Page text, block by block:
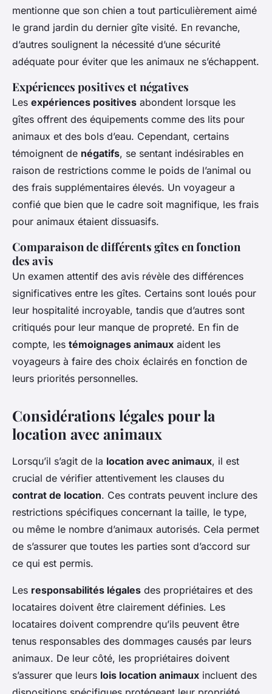
mentionne que son chien a tout particulièrement aimé
le grand jardin du dernier gîte visité. En revanche,
d’autres soulignent la nécessité d’une sécurité
adéquate pour éviter que les animaux ne s’échappent.
Expériences positives et négatives
Les expériences positives abondent lorsque les
gîtes offrent des équipements comme des lits pour
animaux et des bols d’eau. Cependant, certains
témoignent de négatifs, se sentant indésirables en
raison de restrictions comme le poids de l’animal ou
des frais supplémentaires élevés. Un voyageur a
confié que bien que le cadre soit magnifique, les frais
pour animaux étaient dissuasifs.
Comparaison de différents gîtes en fonction
des avis
Un examen attentif des avis révèle des différences
significatives entre les gîtes. Certains sont loués pour
leur hospitalité incroyable, tandis que d’autres sont
critiqués pour leur manque de propreté. En fin de
compte, les témoignages animaux aident les
voyageurs à faire des choix éclairés en fonction de
leurs priorités personnelles.
Considérations légales pour la
location avec animaux
Lorsqu’il s’agit de la location avec animaux, il est
crucial de vérifier attentivement les clauses du
contrat de location. Ces contrats peuvent inclure des
restrictions spécifiques concernant la taille, le type,
ou même le nombre d’animaux autorisés. Cela permet
de s’assurer que toutes les parties sont d’accord sur
ce qui est permis.
Les responsabilités légales des propriétaires et des
locataires doivent être clairement définies. Les
locataires doivent comprendre qu’ils peuvent être
tenus responsables des dommages causés par leurs
animaux. De leur côté, les propriétaires doivent
s’assurer que leurs lois location animaux incluent des